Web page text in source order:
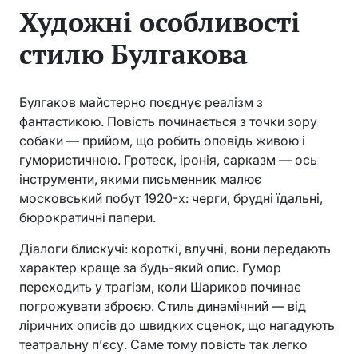
Художні особливості
стилю Булгакова
Булгаков майстерно поєднує реалізм з
фантастикою. Повість починається з точки зору
собаки — прийом, що робить оповідь живою і
гумористичною. Гротеск, іронія, сарказм — ось
інструменти, якими письменник малює
московський побут 1920-х: черги, брудні їдальні,
бюрократичні папери.
Діалоги блискучі: короткі, влучні, вони передають
характер краще за будь-який опис. Гумор
переходить у трагізм, коли Шариков починає
погрожувати зброєю. Стиль динамічний — від
ліричних описів до швидких сценок, що нагадують
театральну п’єсу. Саме тому повість так легко